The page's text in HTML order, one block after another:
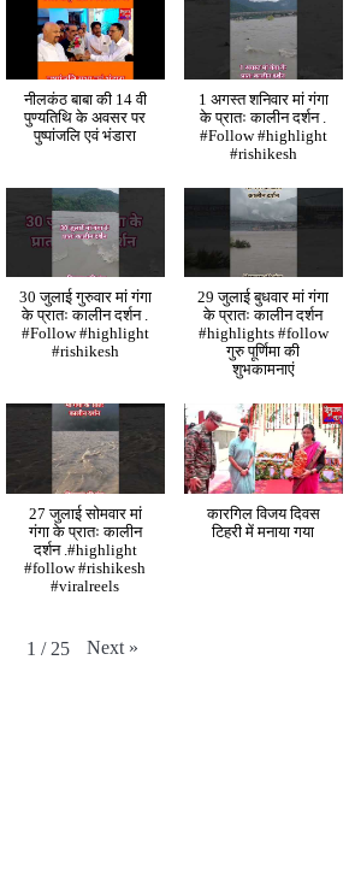
नीलकंठ बाबा की 14 वी
पुण्यतिथि के अवसर पर
पुष्पांजलि एवं भंडारा
1 अगस्त शनिवार मां गंगा
के प्रातः कालीन दर्शन .
#Follow #highlight
#rishikesh
30 जुलाई गुरुवार मां गंगा
के प्रातः कालीन दर्शन .
#Follow #highlight
#rishikesh
29 जुलाई बुधवार मां गंगा
के प्रातः कालीन दर्शन
#highlights #follow
गुरु पूर्णिमा की
शुभकामनाएं
27 जुलाई सोमवार मां
गंगा के प्रातः कालीन
दर्शन .#highlight
#follow #rishikesh
#viralreels
कारगिल विजय दिवस
टिहरी में मनाया गया
1 / 25 Next »